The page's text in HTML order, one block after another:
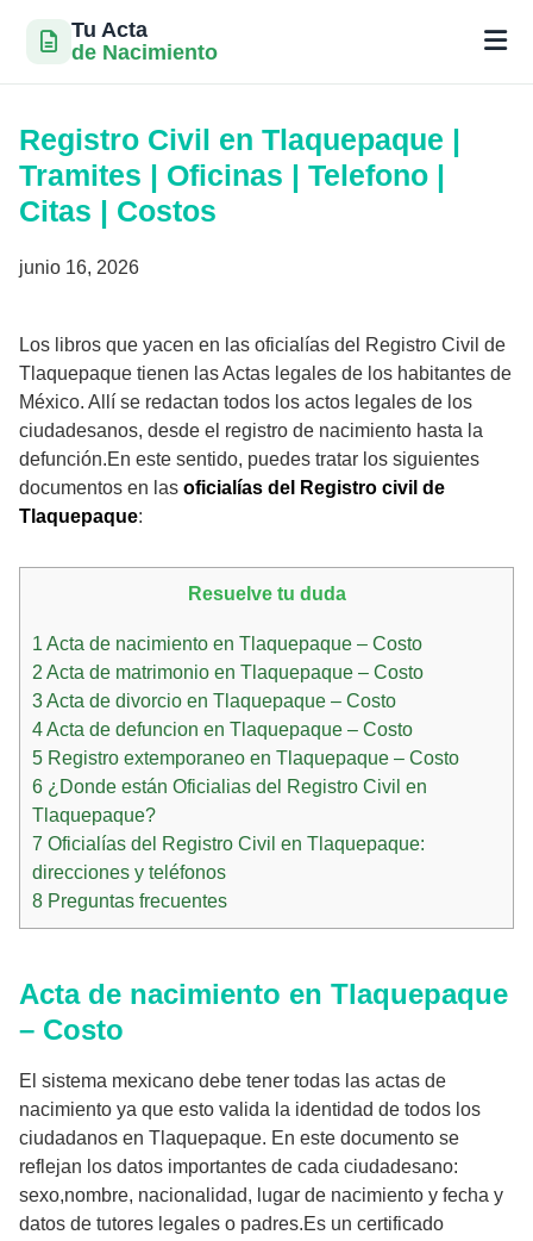
Tu Acta
de Nacimiento
contenido
Registro Civil en Tlaquepaque |
Tramites | Oficinas | Telefono |
Citas | Costos
junio 16, 2026
Los libros que yacen en las oficialías del Registro Civil de
Tlaquepaque tienen las Actas legales de los habitantes de
México. Allí se redactan todos los actos legales de los
ciudadesanos, desde el registro de nacimiento hasta la
defunción.En este sentido, puedes tratar los siguientes
documentos en las oficialías del Registro civil de
Tlaquepaque:
Resuelve tu duda
1 Acta de nacimiento en Tlaquepaque – Costo
2 Acta de matrimonio en Tlaquepaque – Costo
3Acta de divorcio en Tlaquepaque – Costo
4Acta de defuncion en Tlaquepaque – Costo
5 Registro extemporaneo en Tlaquepaque – Costo
6 ¿Donde están Oficialias del Registro Civil en
Tlaquepaque?
7 Oficialías del Registro Civil en Tlaquepaque:
direcciones y teléfonos
8 Preguntas frecuentes
Acta de nacimiento en Tlaquepaque
– Costo
El sistema mexicano debe tener todas las actas de
nacimiento ya que esto valida la identidad de todos los
ciudadanos en Tlaquepaque. En este documento se
reflejan los datos importantes de cada ciudadesano:
sexo,nombre, nacionalidad, lugar de nacimiento y fecha y
datos de tutores legales o padres.Es un certificado